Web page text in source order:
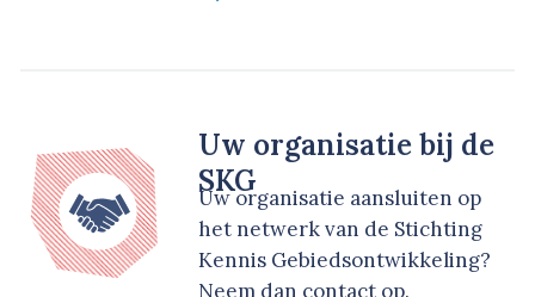
Uw organisatie bij de
SKG
Uw organisatie aansluiten op
het netwerk van de Stichting
Kennis Gebiedsontwikkeling?
Neem dan contact op.